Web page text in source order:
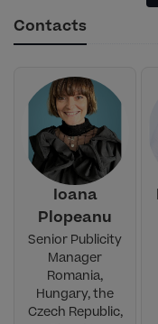
Contacts
Ioana
Plopeanu
Senior Publicity
Manager
Romania,
Hungary, the
Czech Republic,